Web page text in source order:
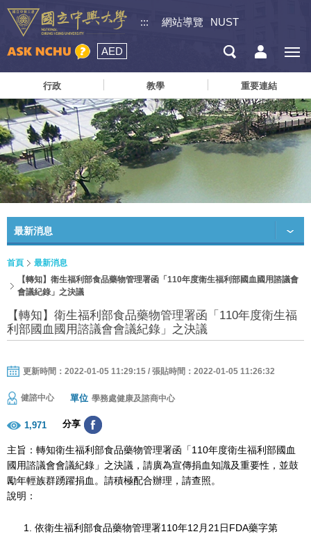
::: 網站導覽 NUST
AED
行政 教學 重要連結
最新消息
首頁
最新消息
【轉知】衛生福利部食品藥物管理署函「110年度衛生福利部國血國用諮議會
會議紀錄」之決議
【轉知】衛生福利部食品藥物管理署函「110年度衛生福
利部國血國用諮議會會議紀錄」之決議
更新時間：2022-01-05 11:29:15 / 張貼時間：2022-01-05 11:26:32
健諮中心 單位 學務處健康及諮商中心
1,971 分享
主旨：轉知衛生福利部食品藥物管理署函「110年度衛生福利部國血
國用諮議會會議紀錄」之決議，請廣為宣傳捐血知識及重要性，並鼓
勵年輕族群踴躍捐血。請積極配合辦理，請查照。
說明：
依衛生福利部食品藥物管理署110年12月21日FDA藥字第